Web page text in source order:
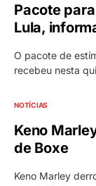
Pacote
Lula,
O pacote de
recebeu nesta
NOTÍCIAS
Keno
de Boxe
Keno Marley